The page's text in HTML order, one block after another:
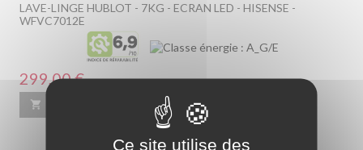
LAVE-LINGE HUBLOT - 7KG - ECRAN LED - HISENSE -
WFVC7012E
Prix
299,00 €
 En savoir plus
Ce site utilise des